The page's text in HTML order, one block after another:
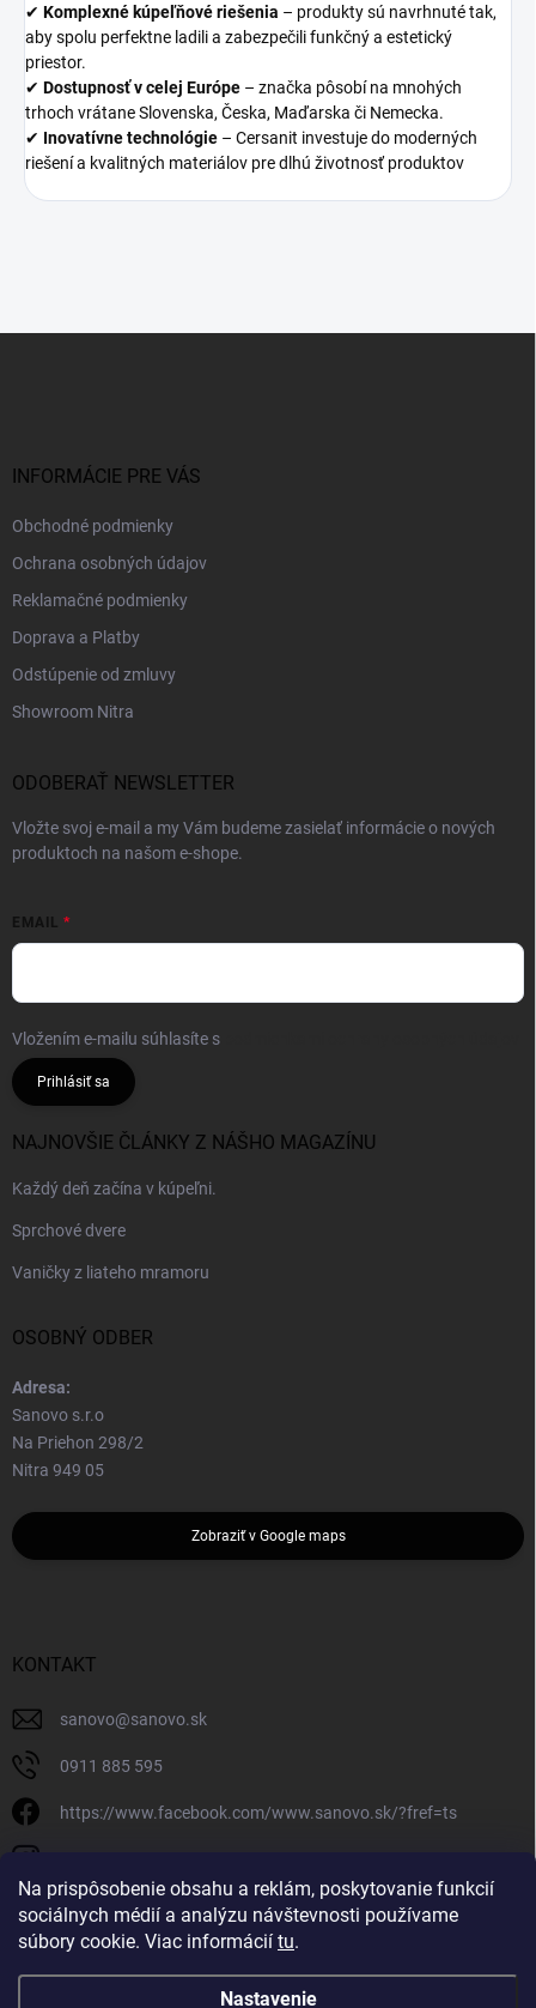
Na prispôsobenie obsahu a reklám, poskytovanie funkcií
sociálnych médií a analýzu návštevnosti používame
súbory cookie. Viac informácií tu.
Nastavenie
✔ Komplexné kúpeľňové riešenia – produkty sú navrhnuté tak,
aby spolu perfektne ladili a zabezpečili funkčný a estetický
priestor.
✔ Dostupnosť v celej Európe – značka pôsobí na mnohých
trhoch vrátane Slovenska, Česka, Maďarska či Nemecka.
✔ Inovatívne technológie – Cersanit investuje do moderných
riešení a kvalitných materiálov pre dlhú životnosť produktov
INFORMÁCIE PRE VÁS
Obchodné podmienky
Ochrana osobných údajov
Reklamačné podmienky
Doprava a Platby
Odstúpenie od zmluvy
Showroom Nitra
ODOBERAŤ NEWSLETTER
Vložte svoj e-mail a my Vám budeme zasielať informácie o nových
produktoch na našom e-shope.
EMAIL
Vložením e-mailu súhlasíte s
Prihlásiť sa
NAJNOVŠIE ČLÁNKY Z NÁŠHO MAGAZÍNU
Každý deň začína v kúpeľni.
Sprchové dvere
Vaničky z liateho mramoru
OSOBNÝ ODBER
Adresa:
Sanovo s.r.o
Na Priehon 298/2
Nitra 949 05
Zobraziť v Google maps
KONTAKT
sanovo@sanovo.sk
0911 885 595
https://www.facebook.com/www.sanovo.sk/?fref=ts